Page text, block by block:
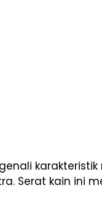
karakteristik
Serat kain ini